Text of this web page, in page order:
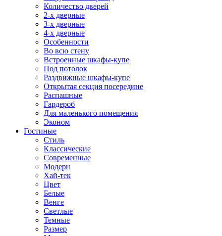
Количество дверей
2-х дверные
3-х дверные
4-х дверные
Особенности
Во всю стену
Встроенные шкафы-купе
Под потолок
Раздвижные шкафы-купе
Открытая секция посередине
Распашные
Гардероб
Для маленького помещения
Эконом
Гостиные
Стиль
Классические
Современные
Модерн
Хай-тек
Цвет
Белые
Венге
Светлые
Темные
Размер